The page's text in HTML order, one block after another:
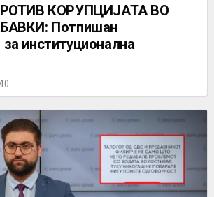
КОРУПЦИЈАТА ВО
Потпишан
институционална